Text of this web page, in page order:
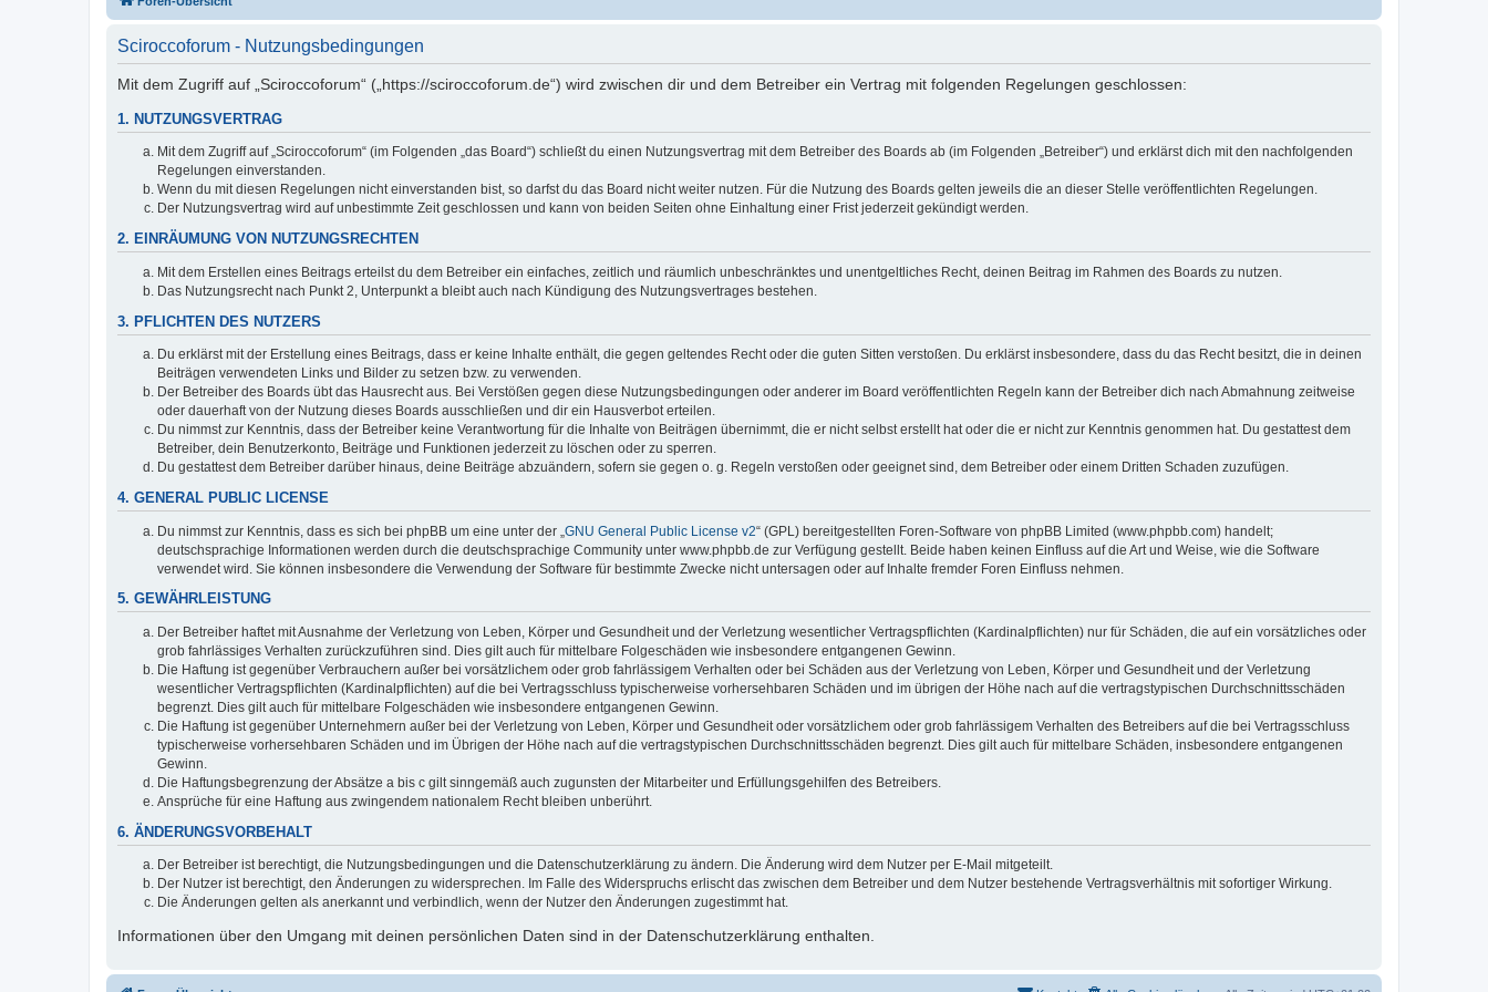
Sciroccoforum - Nutzungsbedingungen
Mit dem Zugriff auf „Sciroccoforum“ („https://sciroccoforum.de“) wird zwischen dir und dem Betreiber ein Vertrag mit folgenden Regelungen geschlossen:
1. NUTZUNGSVERTRAG
Mit dem Zugriff auf „Sciroccoforum“ (im Folgenden „das Board“) schließt du einen Nutzungsvertrag mit dem Betreiber des Boards ab (im Folgenden „Betreiber“) und erklärst dich mit den nachfolgenden
Regelungen einverstanden.
Wenn du mit diesen Regelungen nicht einverstanden bist, so darfst du das Board nicht weiter nutzen. Für die Nutzung des Boards gelten jeweils die an dieser Stelle veröffentlichten Regelungen.
Der Nutzungsvertrag wird auf unbestimmte Zeit geschlossen und kann von beiden Seiten ohne Einhaltung einer Frist jederzeit gekündigt werden.
2. EINRÄUMUNG VON NUTZUNGSRECHTEN
Mit dem Erstellen eines Beitrags erteilst du dem Betreiber ein einfaches, zeitlich und räumlich unbeschränktes und unentgeltliches Recht, deinen Beitrag im Rahmen des Boards zu nutzen.
Das Nutzungsrecht nach Punkt 2, Unterpunkt a bleibt auch nach Kündigung des Nutzungsvertrages bestehen.
3. PFLICHTEN DES NUTZERS
Du erklärst mit der Erstellung eines Beitrags, dass er keine Inhalte enthält, die gegen geltendes Recht oder die guten Sitten verstoßen. Du erklärst insbesondere, dass du das Recht besitzt, die in deinen
Beiträgen verwendeten Links und Bilder zu setzen bzw. zu verwenden.
Der Betreiber des Boards übt das Hausrecht aus. Bei Verstößen gegen diese Nutzungsbedingungen oder anderer im Board veröffentlichten Regeln kann der Betreiber dich nach Abmahnung zeitweise
oder dauerhaft von der Nutzung dieses Boards ausschließen und dir ein Hausverbot erteilen.
Du nimmst zur Kenntnis, dass der Betreiber keine Verantwortung für die Inhalte von Beiträgen übernimmt, die er nicht selbst erstellt hat oder die er nicht zur Kenntnis genommen hat. Du gestattest dem
Betreiber, dein Benutzerkonto, Beiträge und Funktionen jederzeit zu löschen oder zu sperren.
Du gestattest dem Betreiber darüber hinaus, deine Beiträge abzuändern, sofern sie gegen o. g. Regeln verstoßen oder geeignet sind, dem Betreiber oder einem Dritten Schaden zuzufügen.
4. GENERAL PUBLIC LICENSE
Du nimmst zur Kenntnis, dass es sich bei phpBB um eine unter der „ GNU General Public License v2“ (GPL) bereitgestellten Foren-Software von phpBB Limited (www.phpbb.com) handelt;
deutschsprachige Informationen werden durch die deutschsprachige Community unter www.phpbb.de zur Verfügung gestellt. Beide haben keinen Einfluss auf die Art und Weise, wie die Software
verwendet wird. Sie können insbesondere die Verwendung der Software für bestimmte Zwecke nicht untersagen oder auf Inhalte fremder Foren Einfluss nehmen.
5. GEWÄHRLEISTUNG
Der Betreiber haftet mit Ausnahme der Verletzung von Leben, Körper und Gesundheit und der Verletzung wesentlicher Vertragspflichten (Kardinalpflichten) nur für Schäden, die auf ein vorsätzliches oder
grob fahrlässiges Verhalten zurückzuführen sind. Dies gilt auch für mittelbare Folgeschäden wie insbesondere entgangenen Gewinn.
Die Haftung ist gegenüber Verbrauchern außer bei vorsätzlichem oder grob fahrlässigem Verhalten oder bei Schäden aus der Verletzung von Leben, Körper und Gesundheit und der Verletzung
wesentlicher Vertragspflichten (Kardinalpflichten) auf die bei Vertragsschluss typischerweise vorhersehbaren Schäden und im übrigen der Höhe nach auf die vertragstypischen Durchschnittsschäden
begrenzt. Dies gilt auch für mittelbare Folgeschäden wie insbesondere entgangenen Gewinn.
Die Haftung ist gegenüber Unternehmern außer bei der Verletzung von Leben, Körper und Gesundheit oder vorsätzlichem oder grob fahrlässigem Verhalten des Betreibers auf die bei Vertragsschluss
typischerweise vorhersehbaren Schäden und im Übrigen der Höhe nach auf die vertragstypischen Durchschnittsschäden begrenzt. Dies gilt auch für mittelbare Schäden, insbesondere entgangenen
Gewinn.
Die Haftungsbegrenzung der Absätze a bis c gilt sinngemäß auch zugunsten der Mitarbeiter und Erfüllungsgehilfen des Betreibers.
Ansprüche für eine Haftung aus zwingendem nationalem Recht bleiben unberührt.
6. ÄNDERUNGSVORBEHALT
Der Betreiber ist berechtigt, die Nutzungsbedingungen und die Datenschutzerklärung zu ändern. Die Änderung wird dem Nutzer per E-Mail mitgeteilt.
Der Nutzer ist berechtigt, den Änderungen zu widersprechen. Im Falle des Widerspruchs erlischt das zwischen dem Betreiber und dem Nutzer bestehende Vertragsverhältnis mit sofortiger Wirkung.
Die Änderungen gelten als anerkannt und verbindlich, wenn der Nutzer den Änderungen zugestimmt hat.
Informationen über den Umgang mit deinen persönlichen Daten sind in der Datenschutzerklärung enthalten.